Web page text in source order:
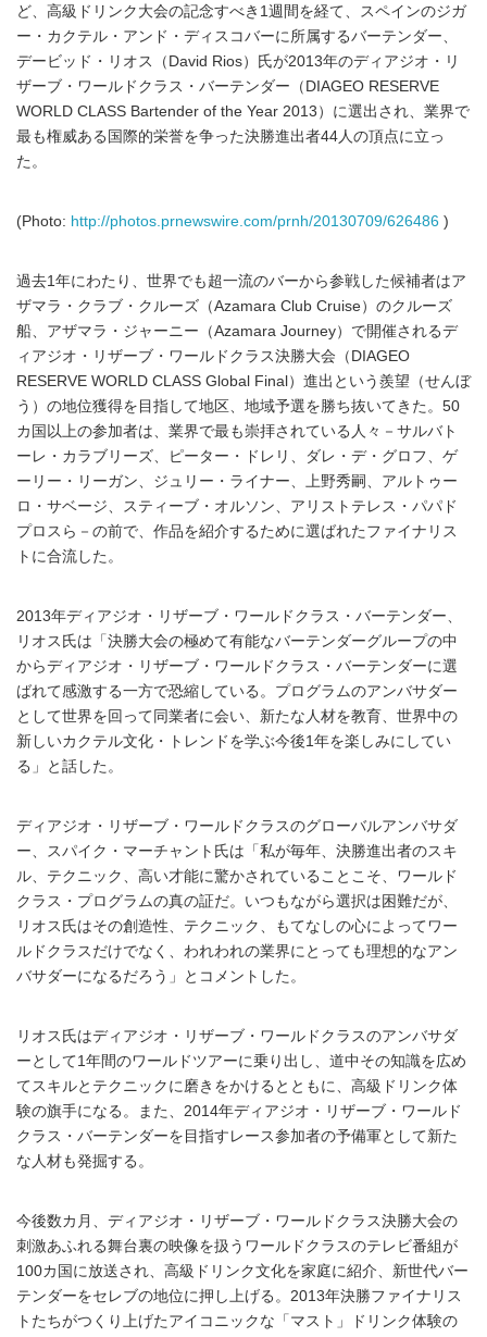
ど、高級ドリンク大会の記念すべき1週間を経て、スペインのジガ
ー・カクテル・アンド・ディスコバーに所属するバーテンダー、
デービッド・リオス（David Rios）氏が2013年のディアジオ・リ
ザーブ・ワールドクラス・バーテンダー（DIAGEO RESERVE
WORLD CLASS Bartender of the Year 2013）に選出され、業界で
最も権威ある国際的栄誉を争った決勝進出者44人の頂点に立っ
た。
(Photo: http://photos.prnewswire.com/prnh/20130709/626486 )
過去1年にわたり、世界でも超一流のバーから参戦した候補者はア
ザマラ・クラブ・クルーズ（Azamara Club Cruise）のクルーズ
船、アザマラ・ジャーニー（Azamara Journey）で開催されるデ
ィアジオ・リザーブ・ワールドクラス決勝大会（DIAGEO
RESERVE WORLD CLASS Global Final）進出という羨望（せんぼ
う）の地位獲得を目指して地区、地域予選を勝ち抜いてきた。50
カ国以上の参加者は、業界で最も崇拝されている人々－サルバト
ーレ・カラブリーズ、ピーター・ドレリ、ダレ・デ・グロフ、ゲ
ーリー・リーガン、ジュリー・ライナー、上野秀嗣、アルトゥー
ロ・サベージ、スティーブ・オルソン、アリストテレス・パパド
プロスら－の前で、作品を紹介するために選ばれたファイナリス
トに合流した。
2013年ディアジオ・リザーブ・ワールドクラス・バーテンダー、
リオス氏は「決勝大会の極めて有能なバーテンダーグループの中
からディアジオ・リザーブ・ワールドクラス・バーテンダーに選
ばれて感激する一方で恐縮している。プログラムのアンバサダー
として世界を回って同業者に会い、新たな人材を教育、世界中の
新しいカクテル文化・トレンドを学ぶ今後1年を楽しみにしてい
る」と話した。
ディアジオ・リザーブ・ワールドクラスのグローバルアンバサダ
ー、スパイク・マーチャント氏は「私が毎年、決勝進出者のスキ
ル、テクニック、高い才能に驚かされていることこそ、ワールド
クラス・プログラムの真の証だ。いつもながら選択は困難だが、
リオス氏はその創造性、テクニック、もてなしの心によってワー
ルドクラスだけでなく、われわれの業界にとっても理想的なアン
バサダーになるだろう」とコメントした。
リオス氏はディアジオ・リザーブ・ワールドクラスのアンバサダ
ーとして1年間のワールドツアーに乗り出し、道中その知識を広め
てスキルとテクニックに磨きをかけるとともに、高級ドリンク体
験の旗手になる。また、2014年ディアジオ・リザーブ・ワールド
クラス・バーテンダーを目指すレース参加者の予備軍として新た
な人材も発掘する。
今後数カ月、ディアジオ・リザーブ・ワールドクラス決勝大会の
刺激あふれる舞台裏の映像を扱うワールドクラスのテレビ番組が
100カ国に放送され、高級ドリンク文化を家庭に紹介、新世代バー
テンダーをセレブの地位に押し上げる。2013年決勝ファイナリス
トたちがつくり上げたアイコニックな「マスト」ドリンク体験の